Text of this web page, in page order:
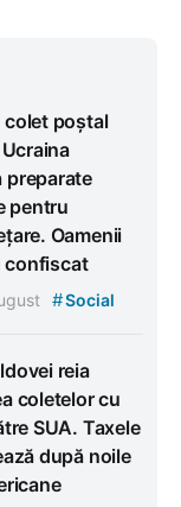
colet poștal
preparate
pentru
Oamenii
confiscat
#Social
reia
coletelor cu
SUA. Taxele
după noile